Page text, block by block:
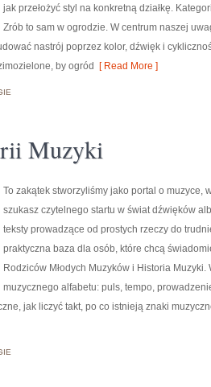
jak przełożyć styl na konkretną działkę.
Zrób to sam w ogrodzie. W centrum naszej
nastrój poprzez kolor, dźwięk i
by ogród
[ Read More ]
Muzyki
To zakątek stworzyliśmy jako portal o muzyce,
szukasz czytelnego startu w świat dźwięków
teksty prowadzące od prostych rzeczy do
praktyczna baza dla osób, które chcą
Rodziców Młodych Muzyków i Historia
muzycznego alfabetu: puls, tempo,
jak liczyć takt, po co istnieją znaki